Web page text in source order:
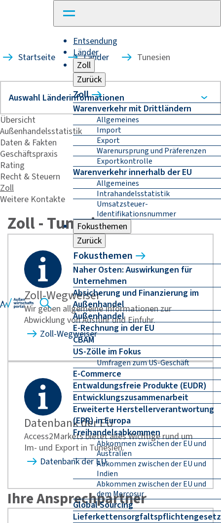
Entsendung
Länder
Zoll
Zurück
Zoll
Warenverkehr mit Drittländern
Allgemeines
Import
Export
Warenursprung und Präferenzen
Exportkontrolle
Warenverkehr innerhalb der EU
Allgemeines
Intrahandelsstatistik
Umsatzsteuer-
Identifikationsnummer
Fokusthemen
Zurück
Fokusthemen
Naher Osten: Auswirkungen für
Unternehmen
Absicherung und Finanzierung im
Außenhandel
Außenhandel
E-Rechnung in der EU
CBAM
US-Zölle im Fokus
Umfragen zum US-Geschäft
E-Commerce
Entwaldungsfreie Produkte (EUDR)
Entwicklungszusammenarbeit
Erweiterte Herstellerverantwortung
(EPR) in Europa
Freihandelsabkommen
Abkommen zwischen der EU und
Australien
Abkommen zwischen der EU und
Indien
Abkommen zwischen der EU und
dem Mercosur
Global Sourcing
Lieferkettensorgfaltspflichtengesetz
Startseite Länder Tunesien
Übersicht
Außenhandelsstatistik
Daten & Fakten
Geschäftspraxis
Rating
Recht & Steuern
Zoll
Weitere Kontakte
Zoll - Tunesien
Zoll-Wegweiser
Wir geben allgemeine Informationen zur
Abwicklung von Ausfuhr und Einfuhr.
Zoll-Wegweiser
Datenbank der EU
Access2Markets bietet alles Wichtige rund um
Im- und Export in Tunesien.
Datenbank der EU
Ihre Ansprechpartner